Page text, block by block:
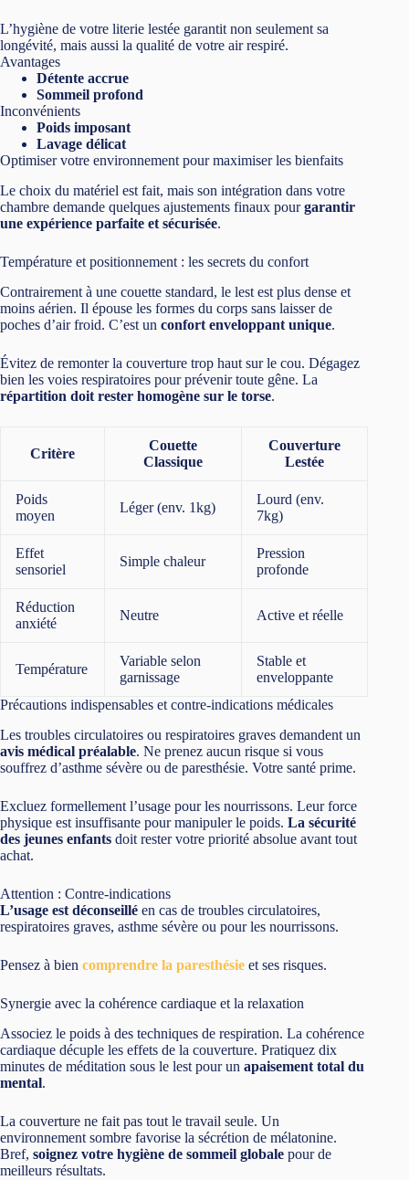
L’hygiène de votre literie lestée garantit non seulement sa
longévité, mais aussi la qualité de votre air respiré.
Avantages
Détente accrue
Sommeil profond
Inconvénients
Poids imposant
Lavage délicat
Optimiser votre environnement pour maximiser les bienfaits
Le choix du matériel est fait, mais son intégration dans votre
chambre demande quelques ajustements finaux pourgarantir
une expérience parfaite et sécurisée.
Température et positionnement : les secrets du confort
Contrairement à une couette standard, le lest est plus dense et
moins aérien. Il épouse les formes du corps sans laisser de
poches d’air froid. C’est un confort enveloppant unique.
Évitez de remonter la couverture trop haut sur le cou. Dégagez
bien les voies respiratoires pour prévenir toute gêne. La
répartition doit rester homogène sur le torse.
Critère
Couette
Classique
Couverture
Lestée
Poids
moyen
Léger (env. 1kg)
Lourd (env.
7kg)
Effet
sensoriel
Simple chaleur
Pression
profonde
Réduction
anxiété
Neutre Active et réelle
Température
Variable selon
garnissage
Stable et
enveloppante
Précautions indispensables et contre-indications médicales
Les troubles circulatoires ou respiratoires graves demandent un
avis médical préalable. Ne prenez aucun risque si vous
souffrez d’asthme sévère ou de paresthésie. Votre santé prime.
Excluez formellement l’usage pour les nourrissons. Leur force
physique est insuffisante pour manipuler le poids. La sécurité
des jeunes enfants doit rester votre priorité absolue avant tout
achat.
Attention : Contre-indications
L’usage est déconseillé en cas de troubles circulatoires,
respiratoires graves, asthme sévère ou pour les nourrissons.
Pensez à bien comprendre la paresthésie et ses risques.
Synergie avec la cohérence cardiaque et la relaxation
Associez le poids à des techniques de respiration. La cohérence
cardiaque décuple les effets de la couverture. Pratiquez dix
minutes de méditation sous le lest pour un apaisement total du
mental.
La couverture ne fait pas tout le travail seule. Un
environnement sombre favorise la sécrétion de mélatonine.
Bref, soignez votre hygiène de sommeil globale pour de
meilleurs résultats.